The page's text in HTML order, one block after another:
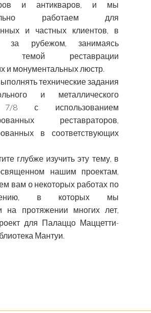
и антикваров, и мы
работаем для
и частных клиентов, в
рубежом, занимаясь
темой реставрации
и монументальных люстр.
технические задания
и металлического
7/8 с использованием
реставраторов,
в соответствующих
глубже изучить эту тему, в
нашим проектам,
вам о некоторых работах по
в которых мы
на протяжении многих лет,
для Палаццо Маццетти-
Мантуи.